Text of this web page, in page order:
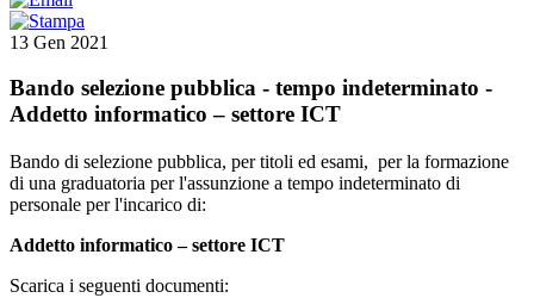
13 Gen 2021
Bando selezione pubblica - tempo indeterminato -
Addetto informatico – settore ICT
Bando di selezione pubblica, per titoli ed esami, per la formazione
di una graduatoria per l'assunzione a tempo indeterminato di
personale per l'incarico di:
Addetto informatico – settore ICT
Scarica i seguenti documenti: